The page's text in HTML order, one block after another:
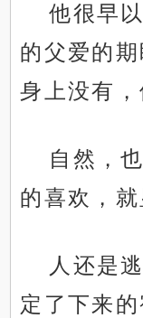
他很早
的父爱的
身上没有，
自然，
的喜欢，就
人还是
定了下来